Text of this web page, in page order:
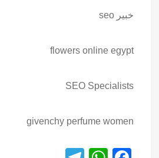
خبير seo
flowers online egypt
SEO Specialists
givenchy perfume women